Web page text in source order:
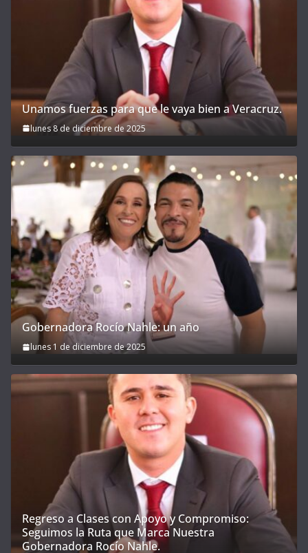
Unamos fuerzas para que le vaya bien a Veracruz.
lunes 8 de diciembre de 2025
Gobernadora Rocío Nahle: un año
lunes 1 de diciembre de 2025
Regreso a Clases con Apoyo y Compromiso:
Seguimos la Ruta que Marca Nuestra
Gobernadora Rocío Nahle.